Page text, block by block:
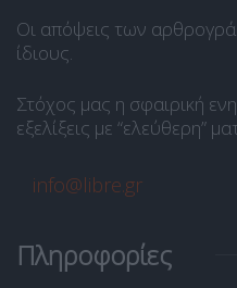
Οι απόψεις των
ίδιους.
Στόχος μας η σφαιρική
εξελίξεις με “ελεύθερη”
info@libre.gr
Πληροφορίες